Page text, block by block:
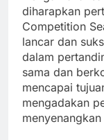
diharapkan
Competition
lancar dan
dalam
sama dan
mencapai
mengadakan